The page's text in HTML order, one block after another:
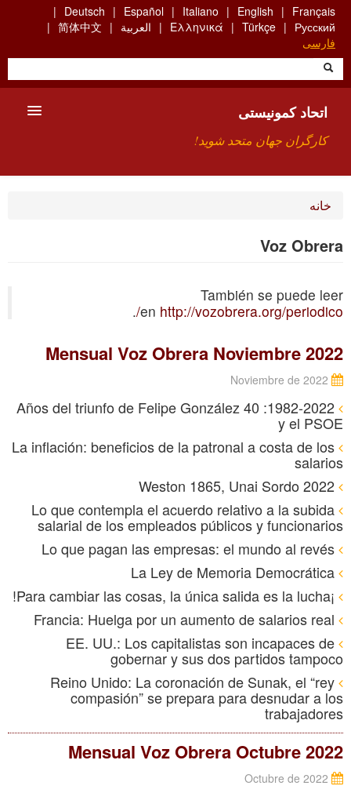
Skip
main
content
Français
English
Italiano
Español
Deutsch
Русский
Türkçe
Ελληνικά العربية
简体中文
فارسی
اتحاد کمونیستی
کارگران جهان متحد شوید!
ارتباط
خانه
Voz Obrera
También se puede leer
en http://vozobrera.org/periodico/
.
Mensual Voz Obrera Noviembre 2022
1982-2022: 40 Años del triunfo de Felipe González
y el PSOE
La inflación: beneficios de la patronal a costa de los
salarios
Lo que contempla el acuerdo relativo a la subida
salarial de los empleados públicos y funcionarios
¡Para cambiar las cosas, la única salida es la lucha!
EE. UU.: Los capitalistas son incapaces de
gobernar y sus dos partidos tampoco
Reino Unido: La coronación de Sunak, el “rey
compasión” se prepara para desnudar a los
trabajadores
Mensual Voz Obrera Octubre 2022